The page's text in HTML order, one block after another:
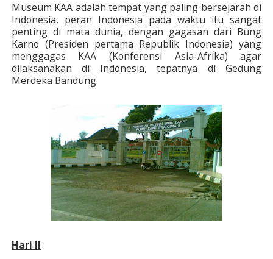
Museum KAA adalah tempat yang paling bersejarah di
Indonesia, peran Indonesia pada waktu itu sangat
penting di mata dunia, dengan gagasan dari Bung
Karno (Presiden pertama Republik Indonesia) yang
menggagas KAA (Konferensi Asia-Afrika) agar
dilaksanakan di Indonesia, tepatnya di Gedung
Merdeka Bandung.
Hari II